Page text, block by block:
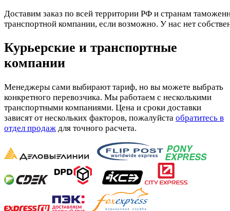
Доставим заказ по всей территории РФ и странам
транспортной компании, если возможно. У нас нет
Курьерские и транспортные
компании
Менеджеры сами выбирают тариф, но вы можете выбрать
конкретного перевозчика. Мы работаем с несколькими
транспортными компаниями. Цена и сроки доставки
зависят от нескольких факторов, пожалуйста обратитесь в
отдел продаж для точного расчета.